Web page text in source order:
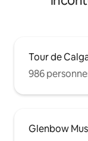
Tour de
986
Glenbow